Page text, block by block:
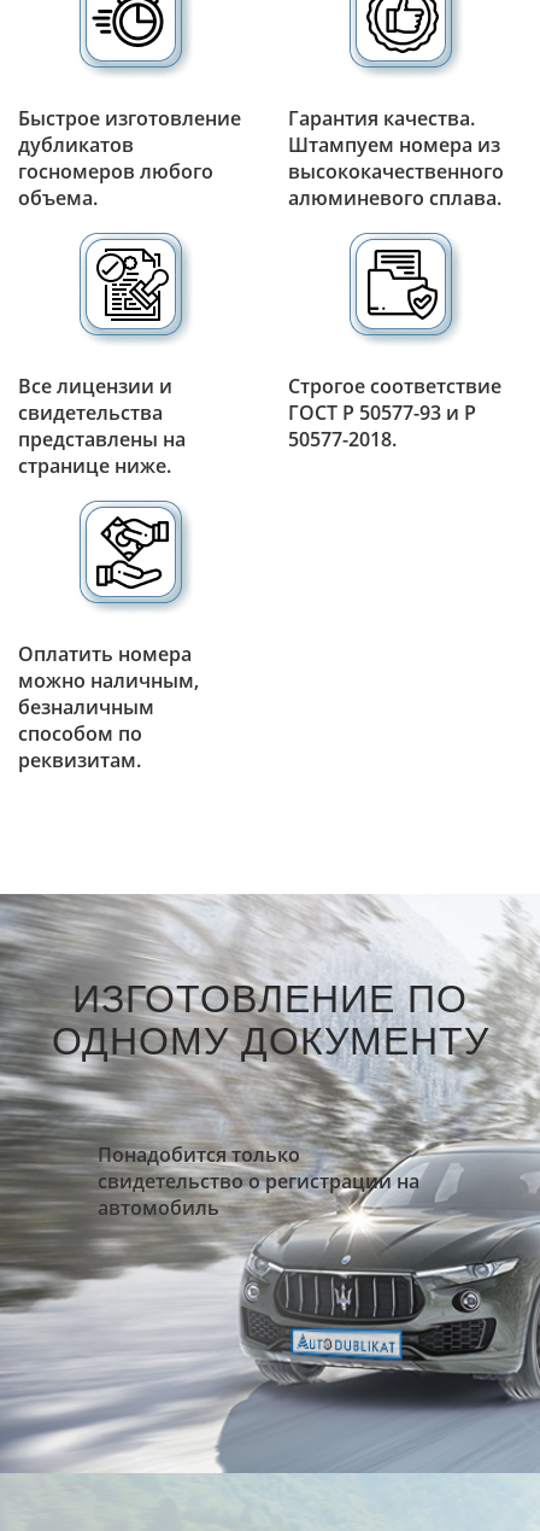
Быстрое изготовление
дубликатов
госномеров любого
объема.
Гарантия качества.
Штампуем номера из
высококачественного
алюминевого сплава.
Все лицензии и
свидетельства
представлены на
странице ниже.
Строгое соответствие
ГОСТ Р 50577-93 и Р
50577-2018.
Оплатить номера
можно наличным,
безналичным
способом по
реквизитам.
ИЗГОТОВЛЕНИЕ ПО
ОДНОМУ ДОКУМЕНТУ
Понадобится только
свидетельство о регистрации на
автомобиль